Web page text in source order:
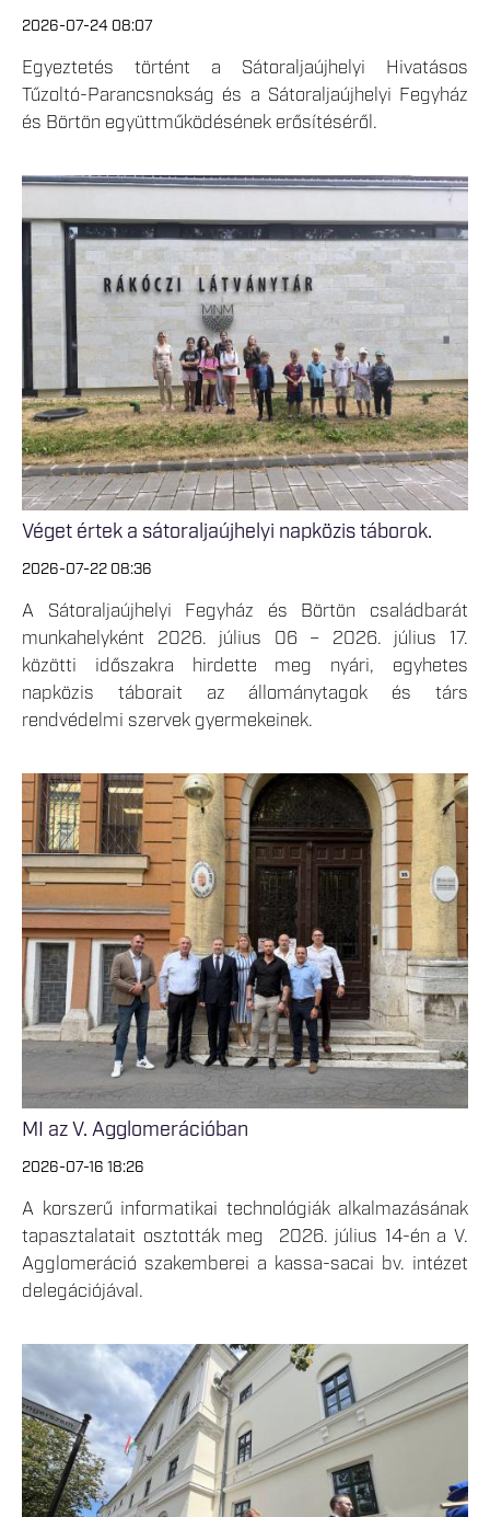
2026-07-24 08:07
Egyeztetés történt a Sátoraljaújhelyi Hivatásos
Tűzoltó-Parancsnokság és a Sátoraljaújhelyi Fegyház
és Börtön együttműködésének erősítéséről.
Véget értek a sátoraljaújhelyi napközis táborok.
2026-07-22 08:36
A Sátoraljaújhelyi Fegyház és Börtön családbarát
munkahelyként 2026. július 06 – 2026. július 17.
közötti időszakra hirdette meg nyári, egyhetes
napközis táborait az állománytagok és társ
rendvédelmi szervek gyermekeinek.
MI az V. Agglomerációban
2026-07-16 18:26
A korszerű informatikai technológiák alkalmazásának
tapasztalatait osztották meg 2026. július 14-én a V.
Agglomeráció szakemberei a kassa-sacai bv. intézet
delegációjával.